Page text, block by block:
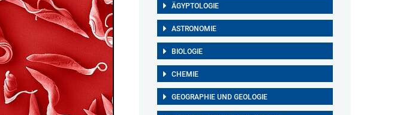
ÄGYPTOLOGIE
ASTRONOMIE
BIOLOGIE
CHEMIE
GEOGRAPHIE UND GEOLOGIE